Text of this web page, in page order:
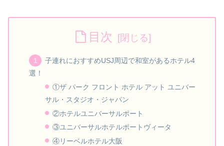
目次
子連れにおすすめUSJ周辺で和室があるホテル4
選！
①ザ パーク フロント ホテル アット ユニバー
サル・スタジオ・ジャパン
②ホテルユニバーサルポート
③ユニバーサルホテルポートヴィータ
④リーベルホテル大阪